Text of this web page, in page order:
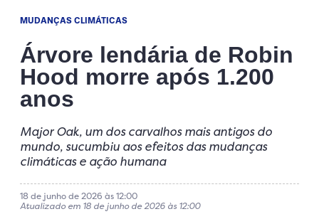
MUDANÇAS CLIMÁTICAS
Árvore lendária de Robin
Hood morre após 1.200
anos
Major Oak, um dos carvalhos mais antigos do
mundo, sucumbiu aos efeitos das mudanças
climáticas e ação humana
18 de junho de 2026 às 12:00
Atualizado em 18 de junho de 2026 às 12:00